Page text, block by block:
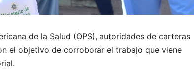
de la Salud (OPS), autoridades de carteras
el objetivo de corroborar el trabajo que viene